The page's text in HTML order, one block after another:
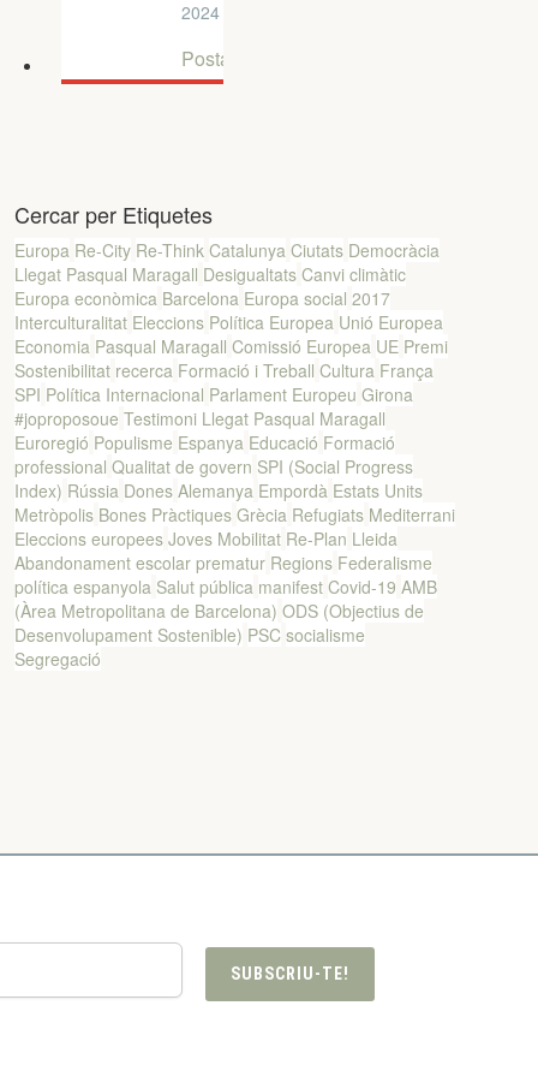
Europe
2024
Postals
Cercar per Etiquetes
Europa Re-City Re-Think Catalunya Ciutats Democràcia
Llegat Pasqual Maragall Desigualtats Canvi climàtic
Europa econòmica Barcelona Europa social 2017
Interculturalitat Eleccions Política Europea Unió Europea
Economia Pasqual Maragall Comissió Europea UE Premi
Sostenibilitat recerca Formació i Treball Cultura França
SPI Política Internacional Parlament Europeu Girona
#joproposoue Testimoni Llegat Pasqual Maragall
Euroregió Populisme Espanya Educació Formació
professional Qualitat de govern SPI (Social Progress
Index) Rússia Dones Alemanya Empordà Estats Units
Metròpolis Bones Pràctiques Grècia Refugiats Mediterrani
Eleccions europees Joves Mobilitat Re-Plan Lleida
Abandonament escolar prematur Regions Federalisme
política espanyola Salut pública manifest Covid-19 AMB
(Àrea Metropolitana de Barcelona) ODS (Objectius de
Desenvolupament Sostenible) PSC socialisme
Segregació
SUBSCRIU-TE!